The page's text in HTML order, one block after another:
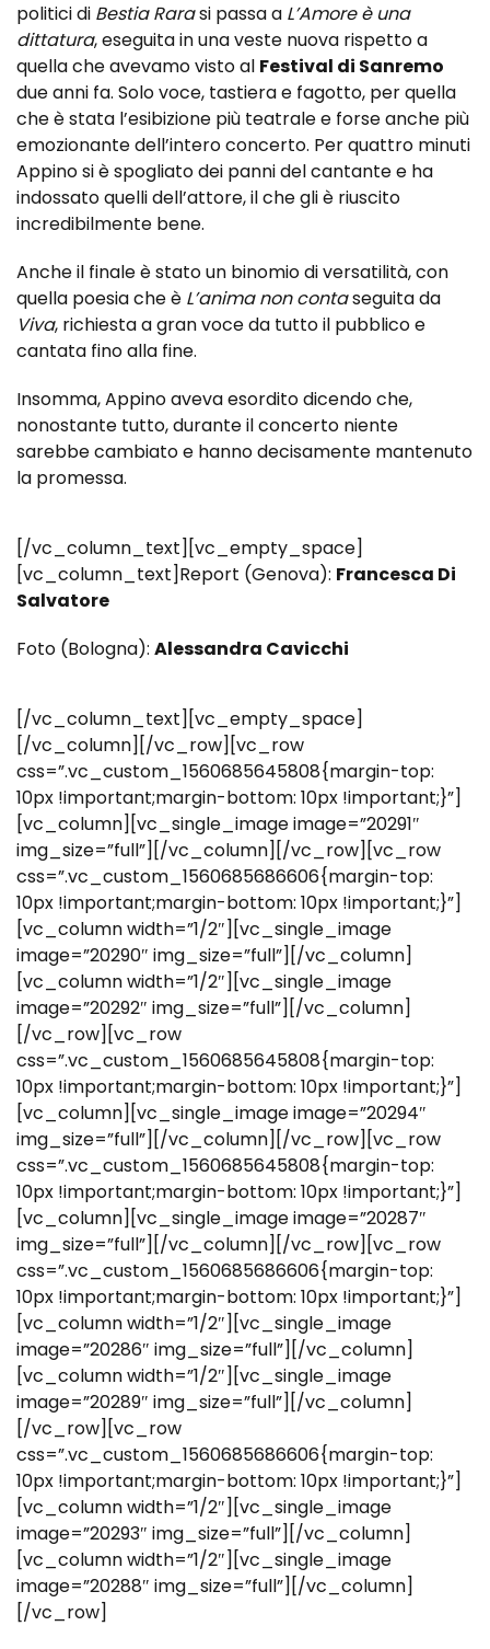
politici di Bestia Rarasi passa a L’Amore è una
dittatura, eseguita in una veste nuova rispetto a
quella che avevamo visto al Festival di Sanremo
due anni fa. Solo voce, tastiera e fagotto, per quella
che è stata l’esibizione più teatrale e forse anche più
emozionante dell’intero concerto. Per quattro minuti
Appino si è spogliato dei panni del cantante e ha
indossato quelli dell’attore, il che gli è riuscito
incredibilmente bene.
Anche il finale è stato un binomio di versatilità, con
quella poesia che è L’anima non contaseguita da
Viva, richiesta a gran voce da tutto il pubblico e
cantata fino alla fine.
Insomma, Appino aveva esordito dicendo che,
nonostante tutto, durante il concerto niente
sarebbe cambiato e hanno decisamente mantenuto
la promessa.
[/vc_column_text][vc_empty_space]
[vc_column_text]Report (Genova): Francesca Di
Salvatore
Foto (Bologna): Alessandra Cavicchi
[/vc_column_text][vc_empty_space]
[/vc_column][/vc_row][vc_row
css=”.vc_custom_1560685645808{margin-top:
10px !important;margin-bottom: 10px !important;}”]
[vc_column][vc_single_image image=”20291″
img_size=”full”][/vc_column][/vc_row][vc_row
css=”.vc_custom_1560685686606{margin-top:
10px !important;margin-bottom: 10px !important;}”]
[vc_column width=”1/2″][vc_single_image
image=”20290″ img_size=”full”][/vc_column]
[vc_column width=”1/2″][vc_single_image
image=”20292″ img_size=”full”][/vc_column]
[/vc_row][vc_row
css=”.vc_custom_1560685645808{margin-top:
10px !important;margin-bottom: 10px !important;}”]
[vc_column][vc_single_image image=”20294″
img_size=”full”][/vc_column][/vc_row][vc_row
css=”.vc_custom_1560685645808{margin-top:
10px !important;margin-bottom: 10px !important;}”]
[vc_column][vc_single_image image=”20287″
img_size=”full”][/vc_column][/vc_row][vc_row
css=”.vc_custom_1560685686606{margin-top:
10px !important;margin-bottom: 10px !important;}”]
[vc_column width=”1/2″][vc_single_image
image=”20286″ img_size=”full”][/vc_column]
[vc_column width=”1/2″][vc_single_image
image=”20289″ img_size=”full”][/vc_column]
[/vc_row][vc_row
css=”.vc_custom_1560685686606{margin-top:
10px !important;margin-bottom: 10px !important;}”]
[vc_column width=”1/2″][vc_single_image
image=”20293″ img_size=”full”][/vc_column]
[vc_column width=”1/2″][vc_single_image
image=”20288″ img_size=”full”][/vc_column]
[/vc_row]